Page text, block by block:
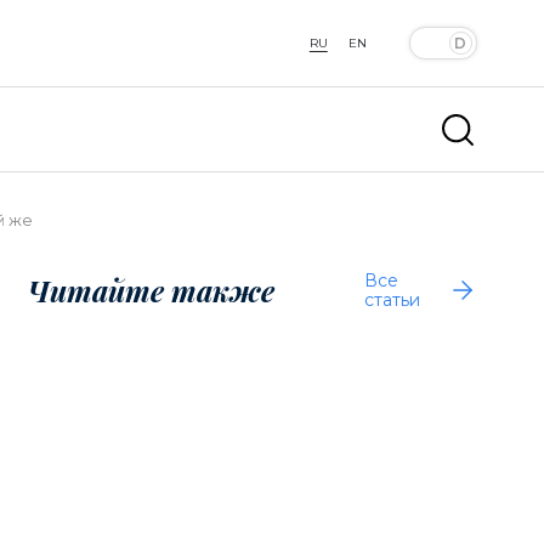
RU EN
же
Читайте также
Все
статьи